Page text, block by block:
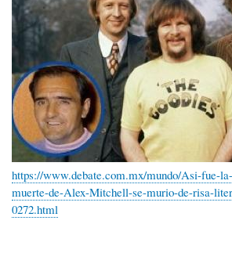
https://www.debate.com.mx/mundo/Asi-fue-
muerte-de-Alex-Mitchell-se-murio-de-risa-
0272.html